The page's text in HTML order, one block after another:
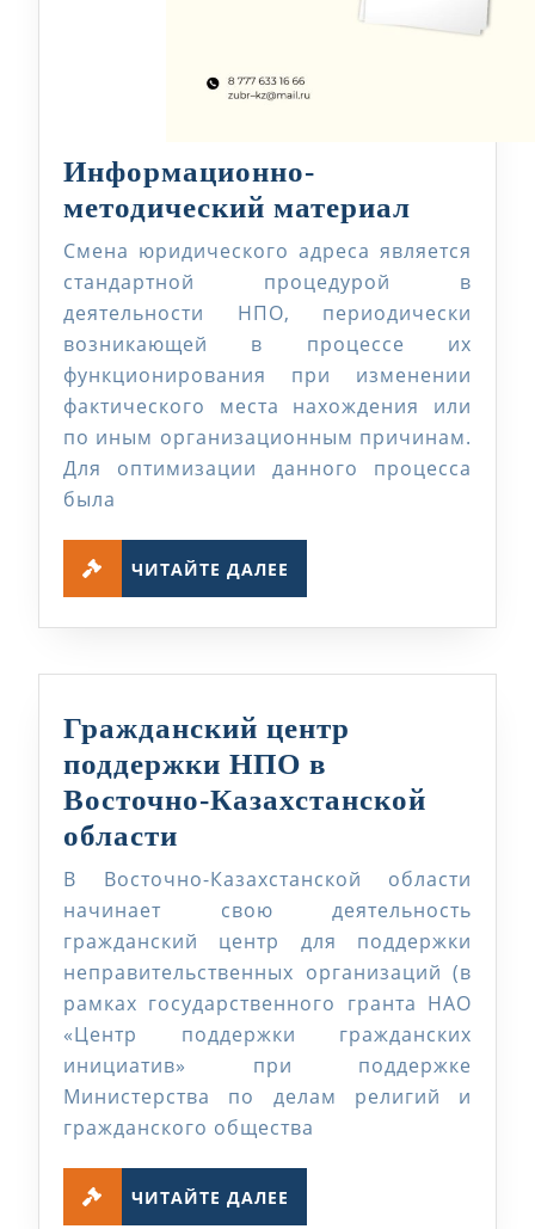
Информационно-
методический материал
Смена юридического адреса является
стандартной процедурой в
деятельности НПО, периодически
возникающей в процессе их
функционирования при изменении
фактического места нахождения или
по иным организационным причинам.
Для оптимизации данного процесса
была
ЧИТАЙТЕ ДАЛЕЕ
Гражданский центр
поддержки НПО в
Восточно-Казахстанской
области
центр
поддержки
НПО
в
Восточно-
Казахстанской
области
В Восточно-Казахстанской области
начинает свою деятельность
гражданский центр для поддержки
неправительственных организаций (в
рамках государственного гранта НАО
«Центр поддержки гражданских
инициатив» при поддержке
Министерства по делам религий и
гражданского общества
ЧИТАЙТЕ ДАЛЕЕ